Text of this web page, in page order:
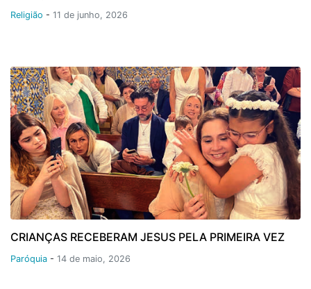
Religião - 11 de junho, 2026
CRIANÇAS RECEBERAM JESUS PELA PRIMEIRA VEZ
Paróquia - 14 de maio, 2026